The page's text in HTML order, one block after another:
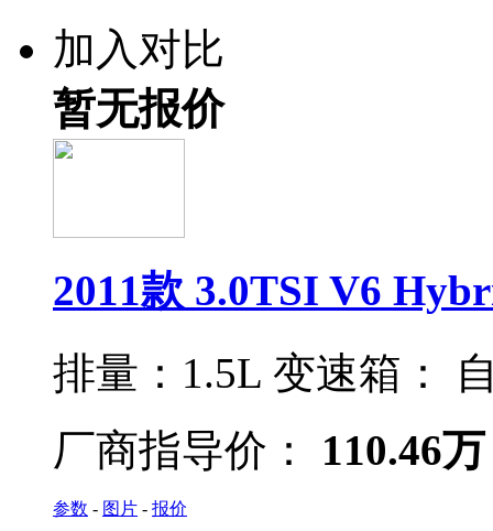
加入对比
暂无报价
2011款 3.0TSI V6
排量： 1.5L 变速箱：
厂商指导价：
110.46万
参数 - 图片 - 报价